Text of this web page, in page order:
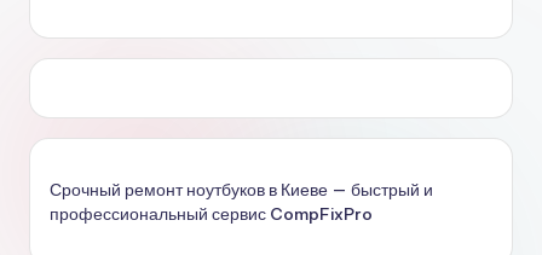
Срочный ремонт ноутбуков в Киеве — быстрый и
профессиональный сервис CompFixPro